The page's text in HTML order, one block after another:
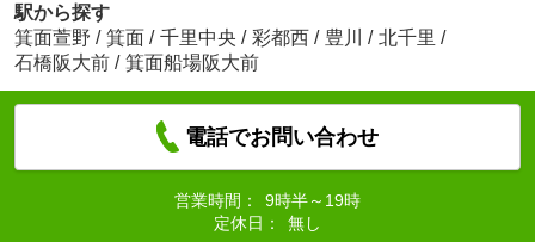
駅から探す
箕面萱野 / 箕面 / 千里中央 / 彩都西 / 豊川 / 北千里 /
石橋阪大前 / 箕面船場阪大前
電話でお問い合わせ
営業時間：
9時半～19時
定休日：
無し